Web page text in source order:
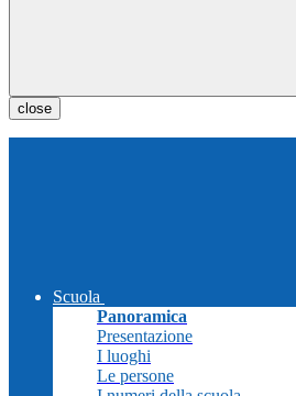
close
Scuola
Panoramica
Presentazione
I luoghi
Le persone